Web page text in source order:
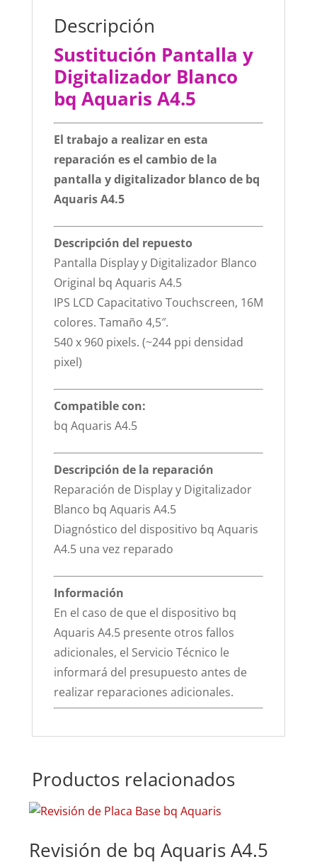
Descripción
Sustitución Pantalla y
Digitalizador Blanco
bq Aquaris A4.5
El trabajo a realizar en esta
reparación es el cambio de la
pantalla y digitalizador blanco de bq
Aquaris A4.5
Descripción del repuesto
Pantalla Display y Digitalizador Blanco
Original bq Aquaris A4.5
IPS LCD Capacitativo Touchscreen, 16M
colores. Tamaño 4,5″.
540 x 960 pixels. (~244 ppi densidad
pixel)
Compatible con:
bq Aquaris A4.5
Descripción de la reparación
Reparación de Display y Digitalizador
Blanco bq Aquaris A4.5
Diagnóstico del dispositivo bq Aquaris
A4.5 una vez reparado
Información
En el caso de que el dispositivo bq
Aquaris A4.5 presente otros fallos
adicionales, el Servicio Técnico le
informará del presupuesto antes de
realizar reparaciones adicionales.
Productos relacionados
Revisión de bq Aquaris A4.5